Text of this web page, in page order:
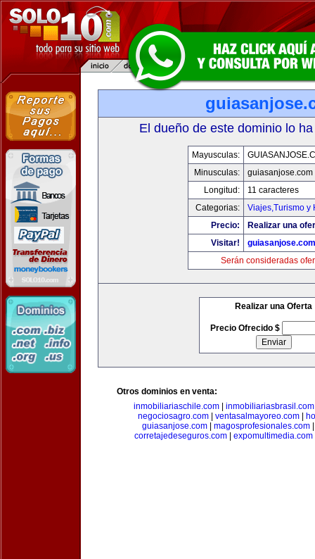
El dueño de este dominio lo
Mayusculas:
Minusculas:
guiasanjose.com
Longitud:
11 caracteres
Categorias:
Viajes,Turismo y
Precio:
Realizar una
Visitar!
guiasanjose.com
Serán consideradas
Realizar una Oferta
Precio Ofrecido $
Otros dominios en venta:
inmobiliariaschile.com| inmobiliariasbrasil.com
negociosagro.com
ventasalmayoreo.com
guiasanjose.com| magosprofesionales.com
corretajedeseguros.com
expomultimedia.com